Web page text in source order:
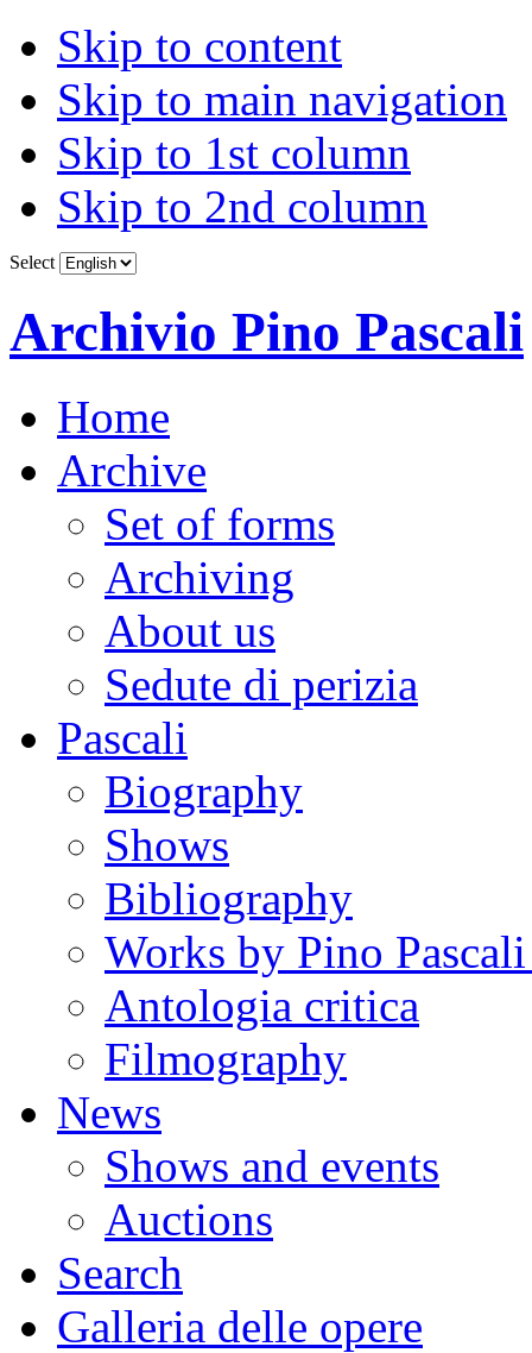
Skip to content
Skip to main navigation
Skip to 1st column
Skip to 2nd column
Select
Archivio Pino Pascali
Home
Archive
Set of forms
Archiving
About us
Sedute di perizia
Pascali
Biography
Shows
Bibliography
Works by Pino
Antologia critica
Filmography
News
Shows and events
Auctions
Search
Galleria delle opere